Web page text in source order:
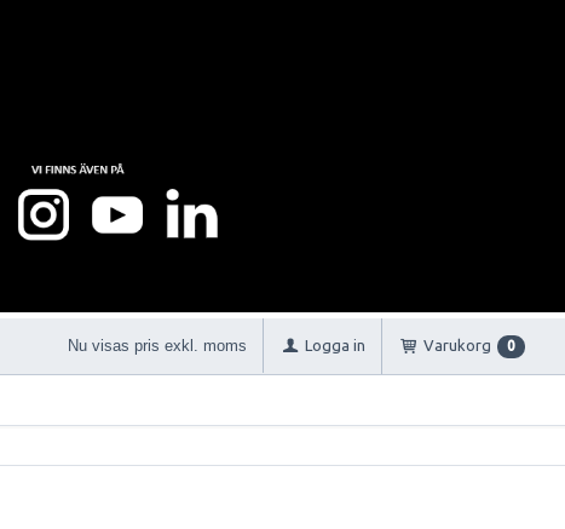
Nu visas pris exkl. moms Logga in Varukorg 0